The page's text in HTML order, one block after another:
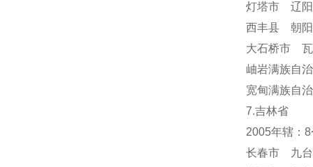
灯塔市 辽
西丰县 朝
大石桥市
岫岩满族自
宽甸满族自
7.吉林省
2005年辖：
长春市 九